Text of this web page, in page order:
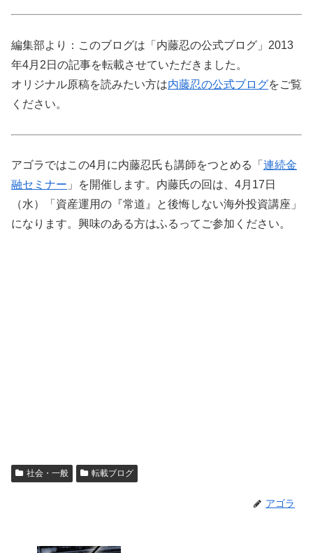
編集部より：このブログは「内藤忍の公式ブログ」2013
年4月2日の記事を転載させていただきました。
オリジナル原稿を読みたい方は内藤忍の公式ブログをご覧
ください。
アゴラではこの4月に内藤忍氏も講師をつとめる「 連続金
融セミナー 」を開催します。内藤氏の回は、4月17日
（水）「資産運用の『常道』と後悔しない海外投資講座」
になります。興味のある方はふるってご参加ください。
社会・一般 転載ブログ
アゴラ